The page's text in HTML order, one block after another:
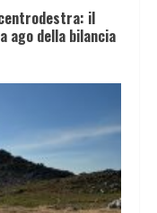
il
ago della bilancia